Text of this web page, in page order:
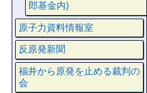
郎基金内)
原子力資料情報室
反原発新聞
福井から原発を止める裁判の
会